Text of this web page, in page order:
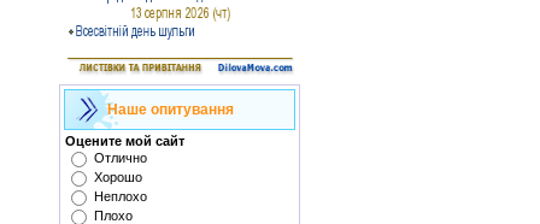
Наше опитування
Оцените мой сайт
Отлично
Хорошо
Неплохо
Плохо